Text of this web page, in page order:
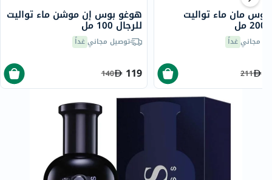
هوغو بوس إن موشن ماء تواليت
للرجال 100 مل
توصيل مجاني غداً
119
140
مان ماء تواليت
مجانيغداً
211